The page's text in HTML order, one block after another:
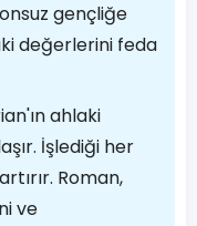
gençliğe
değerlerini feda
ahlaki
İşlediği her
Roman,
ve